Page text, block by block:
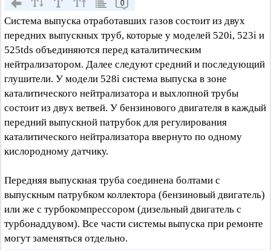
0
Система выпуска отработавших газов состоит из двух
передних выпускных труб, которые у моделей 520i, 523i и
525tds объединяются перед каталитическим
нейтрализатором. Далее следуют средний и последующий
глушители. У модели 528i система выпуска в зоне
каталитического нейтрализатора и выхлопной трубы
состоит из двух ветвей. У бензинового двигателя в каждый
передний выпускной патрубок для регулирования
каталитического нейтрализатора ввернуто по одному
кислородному датчику.
Передняя выпускная труба соединена болтами с
выпускным патрубком коллектора (бензиновый двигатель)
или же с турбокомпрессором (дизельный двигатель с
турбонаддувом). Все части системы выпуска при ремонте
могут заменяться отдельно.